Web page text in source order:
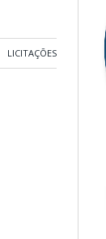
LICITAÇÕES